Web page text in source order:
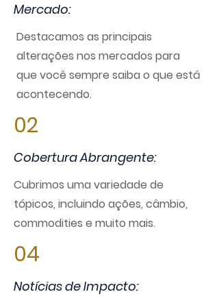
Mercado:
Destacamos as principais
alterações nos mercados para
que você sempre saiba o que está
acontecendo.
02
Cobertura Abrangente:
Cubrimos uma variedade de
tópicos, incluindo ações, câmbio,
commodities e muito mais.
04
Notícias de Impacto: